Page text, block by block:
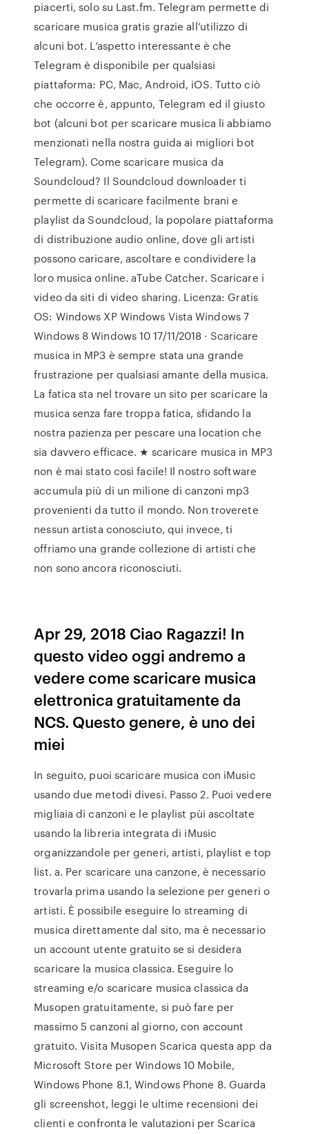
piacerti, solo su Last.fm. Telegram permette di
scaricare musica gratis grazie all’utilizzo di
alcuni bot. L’aspetto interessante è che
Telegram è disponibile per qualsiasi
piattaforma: PC, Mac, Android, iOS. Tutto ciò
che occorre è, appunto, Telegram ed il giusto
bot (alcuni bot per scaricare musica li abbiamo
menzionati nella nostra guida ai migliori bot
Telegram). Come scaricare musica da
Soundcloud? Il Soundcloud downloader ti
permette di scaricare facilmente brani e
playlist da Soundcloud, la popolare piattaforma
di distribuzione audio online, dove gli artisti
possono caricare, ascoltare e condividere la
loro musica online. aTube Catcher. Scaricare i
video da siti di video sharing. Licenza: Gratis
OS: Windows XP Windows Vista Windows 7
Windows 8 Windows 10 17/11/2018 · Scaricare
musica in MP3 è sempre stata una grande
frustrazione per qualsiasi amante della musica.
La fatica sta nel trovare un sito per scaricare la
musica senza fare troppa fatica, sfidando la
nostra pazienza per pescare una location che
sia davvero efficace. ★ scaricare musica in MP3
non è mai stato così facile! Il nostro software
accumula più di un milione di canzoni mp3
provenienti da tutto il mondo. Non troverete
nessun artista conosciuto, qui invece, ti
offriamo una grande collezione di artisti che
non sono ancora riconosciuti.
Apr 29, 2018 Ciao Ragazzi! In
questo video oggi andremo a
vedere come scaricare musica
elettronica gratuitamente da
NCS. Questo genere, è uno dei
miei
In seguito, puoi scaricare musica con iMusic
usando due metodi divesi. Passo 2. Puoi vedere
migliaia di canzoni e le playlist pùi ascoltate
usando la libreria integrata di iMusic
organizzandole per generi, artisti, playlist e top
list. a. Per scaricare una canzone, è necessario
trovarla prima usando la selezione per generi o
artisti. È possibile eseguire lo streaming di
musica direttamente dal sito, ma è necessario
un account utente gratuito se si desidera
scaricare la musica classica. Eseguire lo
streaming e/o scaricare musica classica da
Musopen gratuitamente, si può fare per
massimo 5 canzoni al giorno, con account
gratuito. Visita Musopen Scarica questa app da
Microsoft Store per Windows 10 Mobile,
Windows Phone 8.1, Windows Phone 8. Guarda
gli screenshot, leggi le ultime recensioni dei
clienti e confronta le valutazioni per Scarica